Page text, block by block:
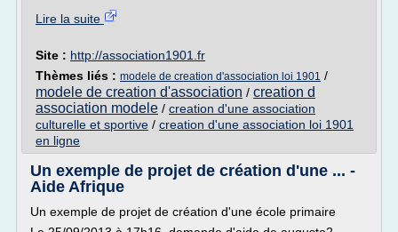
Lire la suite
Site : http://association1901.fr
Thèmes liés : modele de creation d'association loi 1901 /
modele de creation d'association / creation d
association modele / creation d'une association
culturelle et sportive / creation d'une association loi 1901
en ligne
Un exemple de projet de création d'une ... -
Aide Afrique
Un exemple de projet de création d'une école primaire